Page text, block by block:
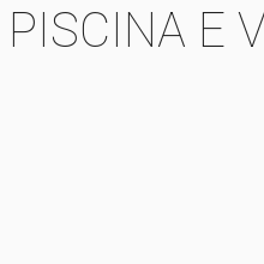
E